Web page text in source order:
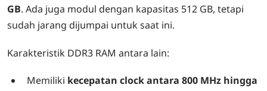
GB. Ada juga modul dengan kapasitas 512 GB, tetapi
sudah jarang dijumpai untuk saat ini.
Karakteristik DDR3 RAM antara lain:
Memiliki kecepatan clock antara 800 MHz hingga